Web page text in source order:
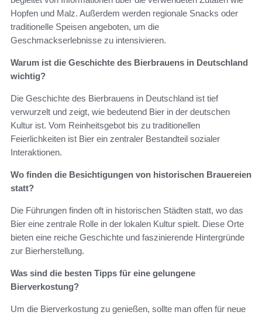
Hopfen und Malz. Außerdem werden regionale Snacks oder
traditionelle Speisen angeboten, um die
Geschmackserlebnisse zu intensivieren.
Warum ist die Geschichte des Bierbrauens in Deutschland
wichtig?
Die Geschichte des Bierbrauens in Deutschland ist tief
verwurzelt und zeigt, wie bedeutend Bier in der deutschen
Kultur ist. Vom Reinheitsgebot bis zu traditionellen
Feierlichkeiten ist Bier ein zentraler Bestandteil sozialer
Interaktionen.
Wo finden die Besichtigungen von historischen Brauereien
statt?
Die Führungen finden oft in historischen Städten statt, wo das
Bier eine zentrale Rolle in der lokalen Kultur spielt. Diese Orte
bieten eine reiche Geschichte und faszinierende Hintergründe
zur Bierherstellung.
Was sind die besten Tipps für eine gelungene
Bierverkostung?
Um die Bierverkostung zu genießen, sollte man offen für neue